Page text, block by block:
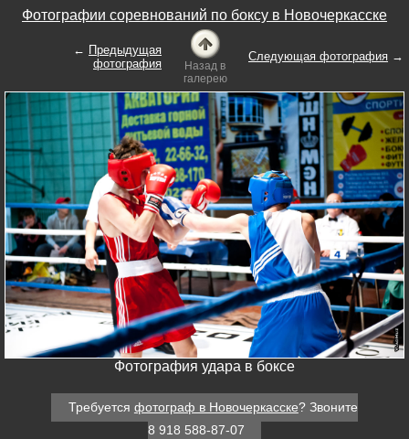
Фотографии соревнований по боксу в Новочеркасске
← Предыдущая
фотография
Назад в
галерею
Следующая фотография →
Фотография удара в боксе
Требуется фотограф в Новочеркасске? Звоните
8 918 588-87-07